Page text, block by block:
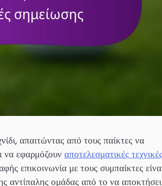
απαιτώντας από τους παίκτες να
να εφαρμόζουν αποτελεσματικές
επικοινωνία με τους συμπαίκτες
αντίπαλης ομάδας από το να αποκτήσει